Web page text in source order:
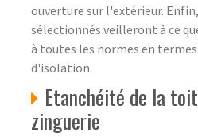
ouverture sur l'extérieur.
sélectionnés veilleront à ce
à toutes les normes en
d'isolation.
Etanchéité de la
zinguerie